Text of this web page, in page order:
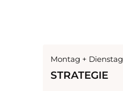
Montag + Dienstag
STRATEGIE